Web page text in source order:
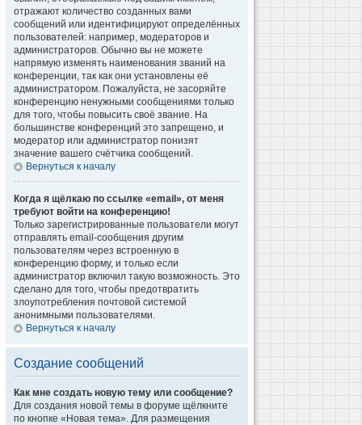
отражают количество созданных вами
сообщений или идентифицируют определённых
пользователей: например, модераторов и
администраторов. Обычно вы не можете
напрямую изменять наименования званий на
конференции, так как они установлены её
администратором. Пожалуйста, не засоряйте
конференцию ненужными сообщениями только
для того, чтобы повысить своё звание. На
большинстве конференций это запрещено, и
модератор или администратор понизят
значение вашего счётчика сообщений.
Вернуться к началу
Когда я щёлкаю по ссылке «email», от меня
требуют войти на конференцию!
Только зарегистрированные пользователи могут
отправлять email-сообщения другим
пользователям через встроенную в
конференцию форму, и только если
администратор включил такую возможность. Это
сделано для того, чтобы предотвратить
злоупотребления почтовой системой
анонимными пользователями.
Вернуться к началу
Создание сообщений
Как мне создать новую тему или сообщение?
Для создания новой темы в форуме щёлкните
по кнопке «Новая тема». Для размещения